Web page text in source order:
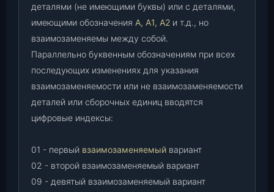
деталями (не имеющими буквы) или с деталями,
имеющими обозначения А, А1, А2 и т.д., но
взаимозаменяемы между собой.
Параллельно буквенным обозначениям при всех
последующих изменениях для указания
взаимозаменяемости или не взаимозаменяемости
деталей или сборочных единиц вводятся
цифровые индексы:
01 - первый взаимозаменяемый вариант
02 - второй взаимозаменяемый вариант
09 - девятый взаимозаменяемый вариант